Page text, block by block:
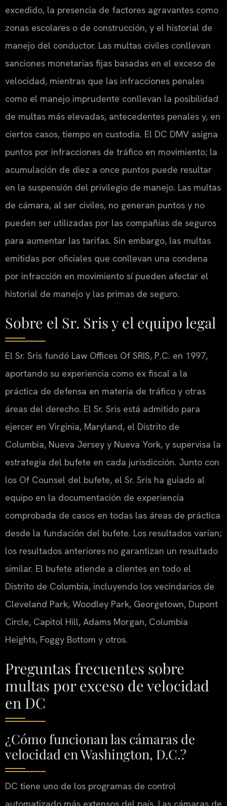
excedido, la presencia de factores agravantes como
zonas escolares o de construcción, y el historial de
manejo del conductor. Las multas civiles conllevan
sanciones monetarias fijas basadas en el exceso de
velocidad, mientras que las infracciones penales
como el manejo imprudente conllevan la posibilidad
de multas más elevadas, antecedentes penales y, en
ciertos casos, tiempo en custodia. El DC DMV asigna
puntos por infracciones de tráfico en movimiento; la
acumulación de diez a once puntos puede resultar
en la suspensión del privilegio de manejo. Las multas
de cámara, al ser civiles, no generan puntos y no
pueden ser utilizadas por las compañías de seguros
para aumentar las tarifas. Sin embargo, las multas
emitidas por oficiales que conllevan una condena
por infracción en movimiento sí pueden afectar el
historial de manejo y las primas de seguro.
Sobre el Sr. Sris y el equipo legal
El Sr. Sris fundó Law Offices Of SRIS, P.C. en 1997,
aportando su experiencia como ex fiscal a la
práctica de defensa en materia de tráfico y otras
áreas del derecho. El Sr. Sris está admitido para
ejercer en Virginia, Maryland, el Distrito de
Columbia, Nueva Jersey y Nueva York, y supervisa la
estrategia del bufete en cada jurisdicción. Junto con
los Of Counsel del bufete, el Sr. Sris ha guiado al
equipo en la documentación de experiencia
comprobada de casos en todas las áreas de práctica
desde la fundación del bufete. Los resultados varían;
los resultados anteriores no garantizan un resultado
similar. El bufete atiende a clientes en todo el
Distrito de Columbia, incluyendo los vecindarios de
Cleveland Park, Woodley Park, Georgetown, Dupont
Circle, Capitol Hill, Adams Morgan, Columbia
Heights, Foggy Bottom y otros.
Preguntas frecuentes sobre
multas por exceso de velocidad
en DC
¿Cómo funcionan las cámaras de
velocidad en Washington, D.C.?
DC tiene uno de los programas de control